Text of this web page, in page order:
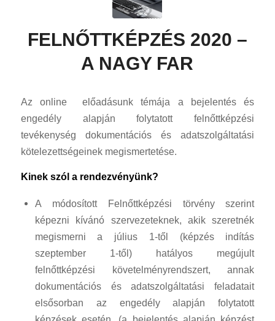
FELNŐTTKÉPZÉS 2020 –
A NAGY FAR
Az online előadásunk témája a bejelentés és
engedély alapján folytatott felnőttképzési
tevékenység dokumentációs és adatszolgáltatási
kötelezettségeinek megismertetése.
Kinek szól a rendezvényünk?
A módosított Felnőttképzési törvény szerint
képezni kívánó szervezeteknek, akik szeretnék
megismerni a július 1-től (képzés indítás
szeptember 1-től) hatályos megújult
felnőttképzési követelményrendszert, annak
dokumentációs és adatszolgáltatási feladatait
elsősorban az engedély alapján folytatott